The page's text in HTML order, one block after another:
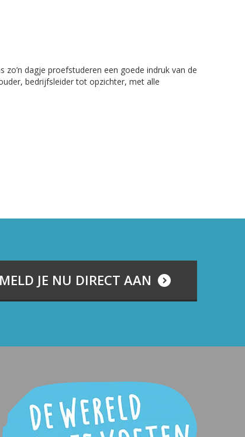
dagje proefstuderen een goede indruk van de
bedrijfsleider tot opzichter, met alle
MELD JE NU DIRECT AAN